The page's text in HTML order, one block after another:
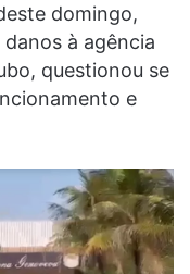
domingo,
à agência
questionou se
e